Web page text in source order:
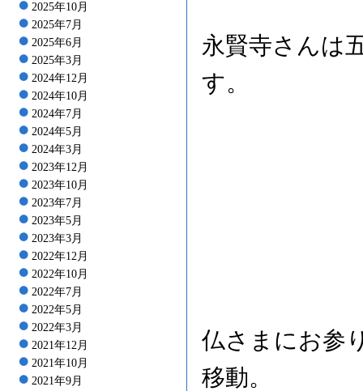
2025年10月
2025年7月
2025年6月
2025年3月
2024年12月
2024年10月
2024年7月
2024年5月
2024年3月
2023年12月
2023年10月
2023年7月
2023年5月
2023年3月
2022年12月
2022年10月
2022年7月
2022年5月
2022年3月
2021年12月
2021年10月
2021年9月
永賢寺さんは
す。
仏さまにお参
移動。